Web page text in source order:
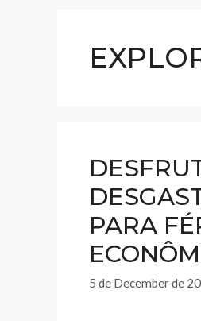
PARA
5 de December de